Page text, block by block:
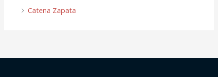
Catena Zapata